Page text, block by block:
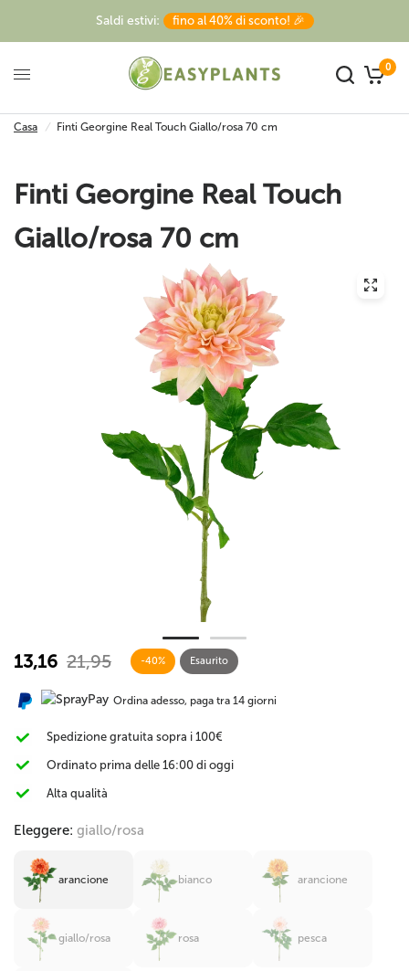
Saldi estivi: fino al 40% di sconto! 🎉
0
Casa / Finti Georgine Real Touch Giallo/rosa 70 cm
Finti Georgine Real Touch
Giallo/rosa 70 cm
13,16 21,95 -40% Esaurito
Ordina adesso, paga tra 14 giorni
Spedizione gratuita sopra i 100€
Ordinato prima delle 16:00 di oggi
Alta qualità
Eleggere: giallo/rosa
arancione bianco arancione
giallo/rosa rosa pesca